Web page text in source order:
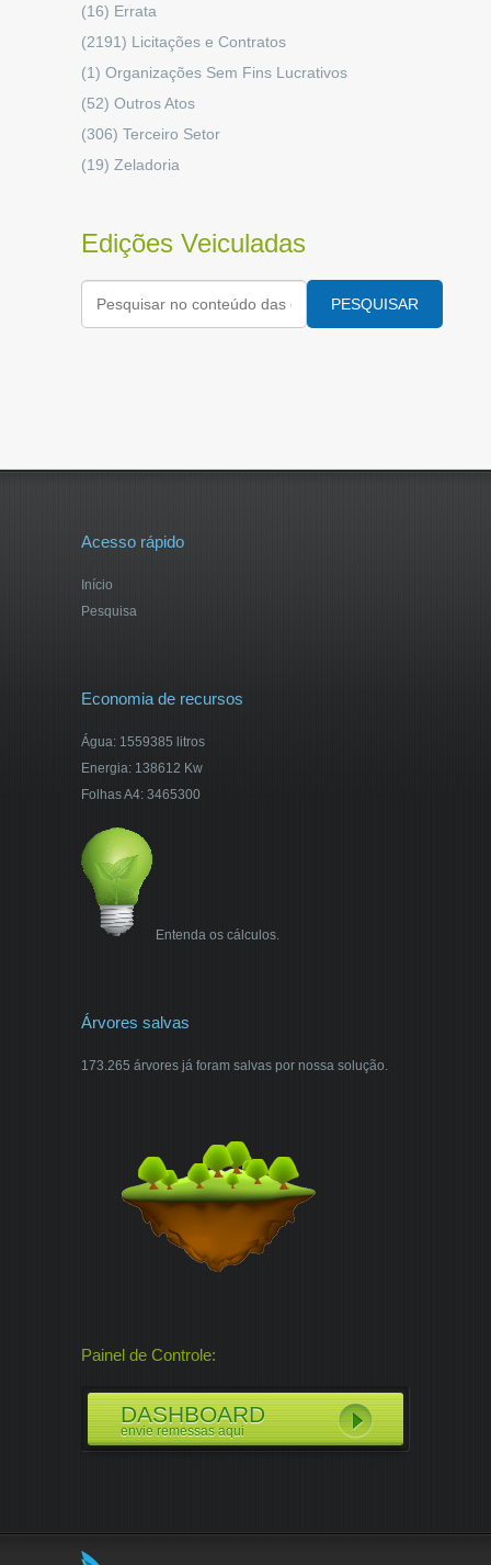
(16) Errata
(2191) Licitações e Contratos
(1) Organizações Sem Fins Lucrativos
(52) Outros Atos
(306) Terceiro Setor
(19) Zeladoria
Edições Veiculadas
PESQUISAR
Acesso rápido
Início
Pesquisa
Economia de recursos
Água: 1559385 litros
Energia: 138612 Kw
Folhas A4: 3465300
Entenda os cálculos.
Árvores salvas
173.265 árvores já foram salvas por nossa solução.
Painel de Controle:
DASHBOARD
envie remessas aqui